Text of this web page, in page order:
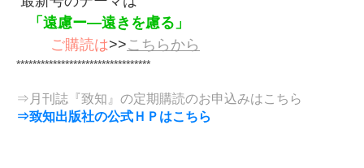
「遠慮ー―遠きを慮る」
ご購読は>>こちらから
*********************************
⇒月刊誌『致知』の定期購読のお申込みはこちら
⇒致知出版社の公式ＨＰはこちら